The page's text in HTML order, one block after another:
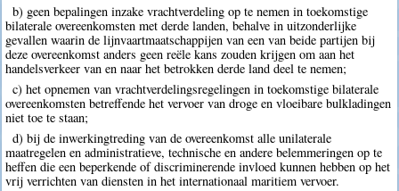
b) geen bepalingen inzake vrachtverdeling op te nemen in toekomstige
bilaterale overeenkomsten met derde landen, behalve in uitzonderlijke
gevallen waarin de lijnvaartmaatschappijen van een van beide partijen bij
deze overeenkomst anders geen reële kans zouden krijgen om aan het
handelsverkeer van en naar het betrokken derde land deel te nemen;
c) het opnemen van vrachtverdelingsregelingen in toekomstige bilaterale
overeenkomsten betreffende het vervoer van droge en vloeibare bulkladingen
niet toe te staan;
d) bij de inwerkingtreding van de overeenkomst alle unilaterale
maatregelen en administratieve, technische en andere belemmeringen op te
heffen die een beperkende of discriminerende invloed kunnen hebben op het
vrij verrichten van diensten in het internationaal maritiem vervoer.